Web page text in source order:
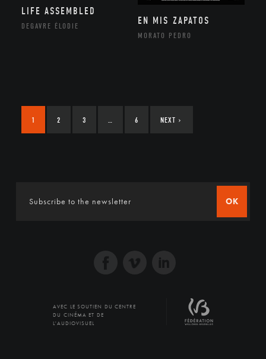
LIFE ASSEMBLED
DEGAVRE ÉLODIE
EN MIS ZAPATOS
MORATO PEDRO
1 2 3 6 NEXT ›
OK
AVEC LE SOUTIEN DU CENTRE
DU CINÉMA ET DE
L'AUDIOVISUEL